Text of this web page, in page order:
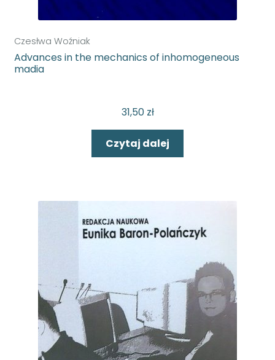
Czesłwa Woźniak
Advances in the mechanics of inhomogeneous
madia
31,50 zł
Czytaj dalej